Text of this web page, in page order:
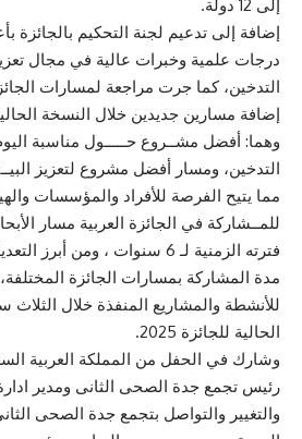
إلى 12 دولة.
إضافة إلى تدعيم لجنة التحكيم
درجات علمية وخبرات عالية في مجال
التدخين، كما جرت مراجعة لمسارات
إضافة مسارين جديدين خلال النسخة
وهما: أفضل مشــروع حـــــول مناسبة
التدخين، ومسار أفضل مشروع لتعزيز
مما يتيح الفرصة للأفراد والمؤسسات
للمــشاركة في الجائزة العربية مسار
فترته الزمنية لـ 6 سنوات ، ومن
مدة المشاركة بمسارات الجائزة
للأنشطة والمشاريع المنفذة خلال
الحالية للجائزة 2025.
وشارك في الحفل من المملكة العربية
رئيس تجمع جدة الصحى الثانى ومدير
والتغيير والتواصل بتجمع جدة الصحى